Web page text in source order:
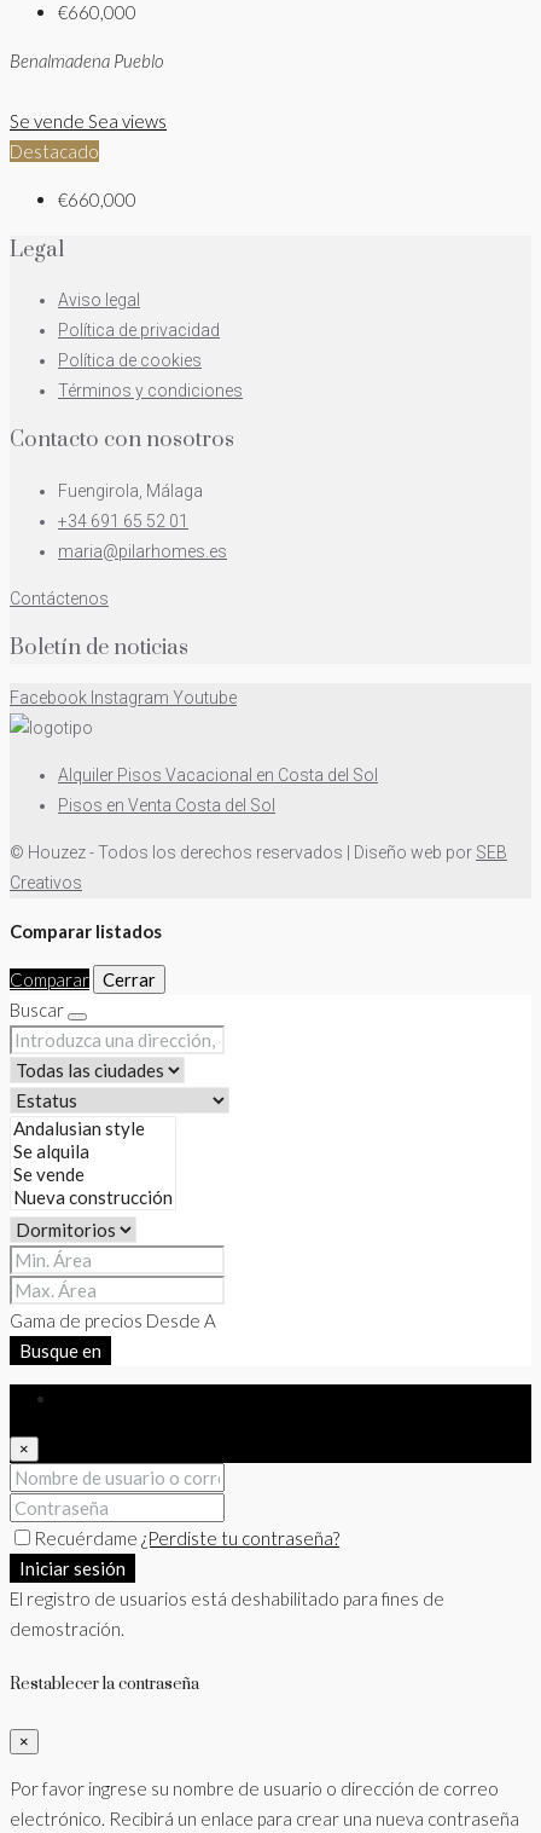
€660,000
Benalmadena Pueblo
Se vende Sea views
Destacado
€660,000
Legal
Aviso legal
Política de privacidad
Política de cookies
Términos y condiciones
Contacto con nosotros
Fuengirola, Málaga
+34 691 65 52 01
maria@pilarhomes.es
Contáctenos
Boletín de noticias
Facebook Instagram Youtube
Alquiler Pisos Vacacional en Costa del Sol
Pisos en Venta Costa del Sol
© Houzez - Todos los derechos reservados | Diseño web por SEB
Creativos
Comparar listados
Comparar
Cerrar
Buscar
Gama de precios Desde A
Busque en
×
Recuérdame ¿Perdiste tu contraseña?
Iniciar sesión
El registro de usuarios está deshabilitado para fines de
demostración.
Restablecer la contraseña
×
Por favor ingrese su nombre de usuario o dirección de correo
electrónico. Recibirá un enlace para crear una nueva contraseña